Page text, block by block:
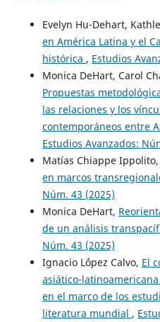
Evelyn Hu-Dehart,
en América Latina y el
histórica , Estudios
Monica DeHart, Carol
Propuestas
las relaciones y los
contemporáneos entre
Estudios Avanzados:
Matías Chiappe Ippolito,
en marcos
Núm. 43 (2025)
Monica DeHart,
de un análisis
Núm. 43 (2025)
Ignacio L´ópez Calvo, El
asiático-
en el marco de los
literatura mundial ,